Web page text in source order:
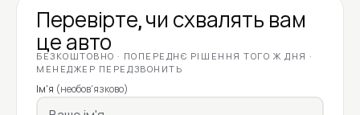
Перевірте, чи схвалять вам
це авто
БЕЗКОШТОВНО · ПОПЕРЕДНЄ РІШЕННЯ ТОГО Ж ДНЯ ·
МЕНЕДЖЕР ПЕРЕДЗВОНИТЬ
Ім'я (необов'язково)